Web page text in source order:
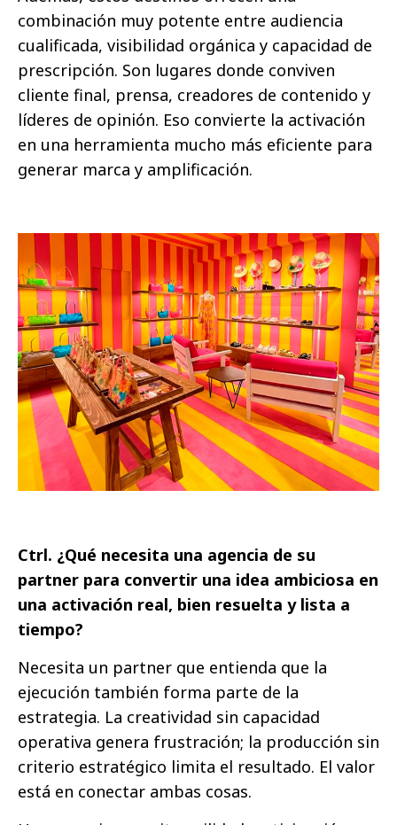
combinación muy potente entre audiencia
cualificada, visibilidad orgánica y capacidad de
prescripción. Son lugares donde conviven
cliente final, prensa, creadores de contenido y
líderes de opinión. Eso convierte la activación
en una herramienta mucho más eficiente para
generar marca y amplificación.
Ctrl. ¿Qué necesita una agencia de su
partner para convertir una idea ambiciosa en
una activación real, bien resuelta y lista a
tiempo?
Necesita un partner que entienda que la
ejecución también forma parte de la
estrategia. La creatividad sin capacidad
operativa genera frustración; la producción sin
criterio estratégico limita el resultado. El valor
está en conectar ambas cosas.